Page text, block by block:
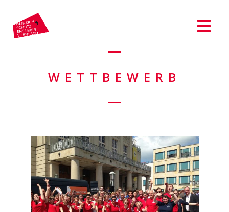
WETTBEWERB